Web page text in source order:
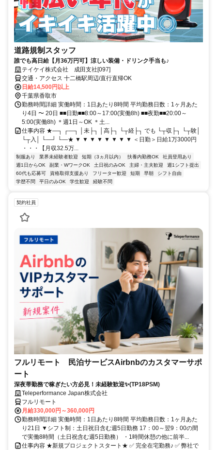
道路規制スタッフ
誰でも高日給【月36万円可】涼しい装備・ドリンク手当も♪
テイケイ株式会社 成田支社[097]
交通・アクセス 十二橋駅周辺/直行直帰OK
日給14,500円以上
千葉県香取市
勤務時間詳細 実働時間：1日あたり8時間 平均勤務日数：1ヶ月あた
り4日 〜 20日 ■■日勤■■8:00～17:00(実働8h) ■■夜勤■■20:00～
5:00(実働8h) ＊週1日～OK ＊土...
仕事内容 ★―┐ ┌―┐ │未├┐ │高├┐ └┬経├┐ でも └┬収├┐ └┬験│
└┬入│ └―┘ └―★ ▼ ▼ ▼ ▼ ▼ ▼ ▼ ▼ ＜日勤＞日給1万3000円
・・・【月収32.5万...
制服あり 業界未経験者歓迎 短期（3ヵ月以内） 扶養内勤務OK
社員登用あり
週1日からOK
副業・WワークOK 土日祝のみOK 主婦・主夫歓迎
週1シフト提出
60代も応募可
資格取得支援あり フリーター歓迎 短期 早朝
シフト自由
学歴不問
平日のみOK 学生歓迎 経験不問
契約社員
フルリモート 民泊サービスAirbnbのカスタマーサポ
ート
深夜帯勤務で稼ぎたい方必見！未経験歓迎✨(TP18PSM)
Teleperformance Japan株式会社
フルリモート
月給330,000円～360,000円
勤務時間詳細 実働時間：1日あたり8時間 平均勤務日数：1ヶ月あた
り21日 ▼シフト制：土日祝日含む週5日勤務 17：00～翌9：00の間
で実働8時間（土日祝含む週5日勤務） ・1時間休憩の他に前半...
仕事内容 ★新規プロジェクトスタート★ ✅ 完全在宅勤務♪ ✅ 弊社で